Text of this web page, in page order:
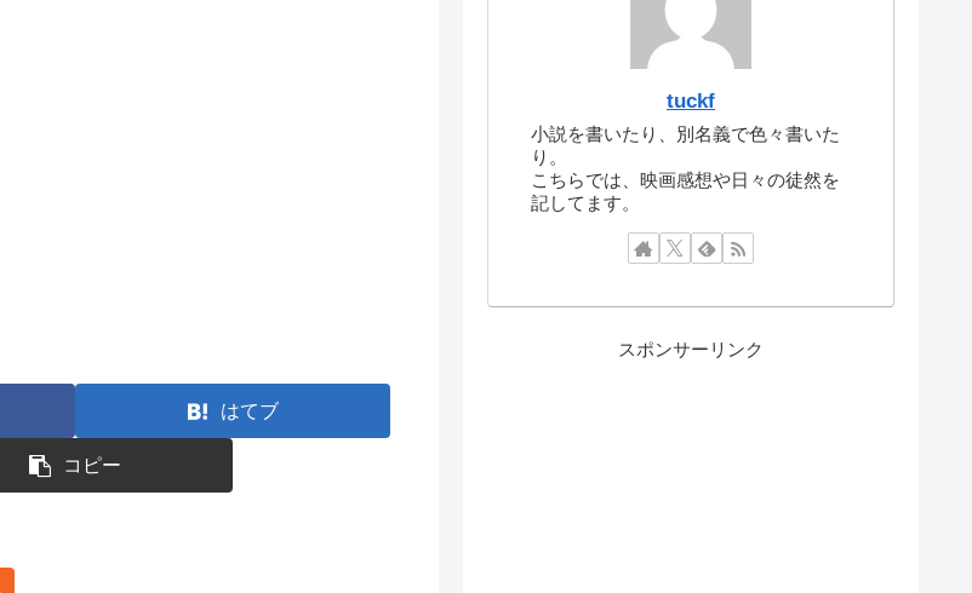
はてブ
コピー
tuckf
小説を書いたり、別名義で色々書いた
り。
こちらでは、映画感想や日々の徒然を
記してます。
スポンサーリンク